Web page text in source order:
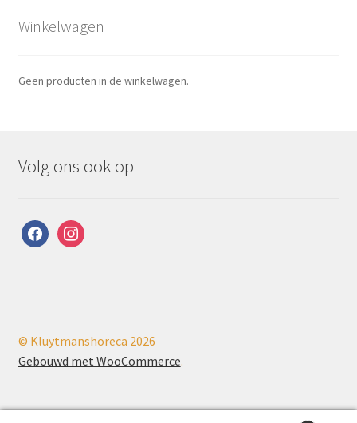
Winkelwagen
Geen producten in de winkelwagen.
Volg ons ook op
facebookinstagram
© Kluytmanshoreca 2026
Gebouwd met WooCommerce.